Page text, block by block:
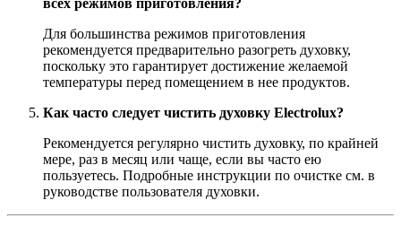
Для большинства режимов приготовления
рекомендуется предварительно разогреть духовку,
поскольку это гарантирует достижение желаемой
температуры перед помещением в нее продуктов.
Как часто следует чистить духовку Electrolux?
Рекомендуется регулярно чистить духовку, по крайней
мере, раз в месяц или чаще, если вы часто ею
пользуетесь. Подробные инструкции по очистке см. в
руководстве пользователя духовки.